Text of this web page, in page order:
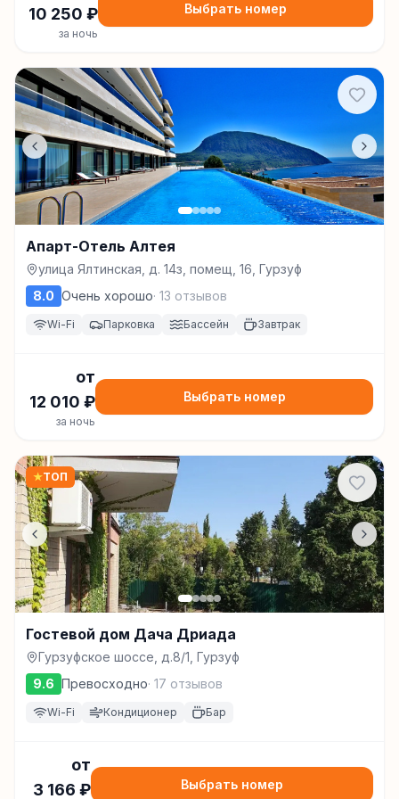
10 250 ₽
за ночь
Выбрать номер
Апарт-Отель Алтея
улица Ялтинская, д. 14з, помещ, 16, Гурзуф
8.0 Очень хорошо· 13 отзывов
Wi-Fi Парковка Бассейн Завтрак
от
12 010 ₽
за ночь
Выбрать номер
★ТОП
Гостевой дом Дача Дриада
Гурзуфское шоссе, д.8/1, Гурзуф
9.6 Превосходно· 17 отзывов
Wi-Fi Кондиционер Бар
от
3 166 ₽ Выбрать номер